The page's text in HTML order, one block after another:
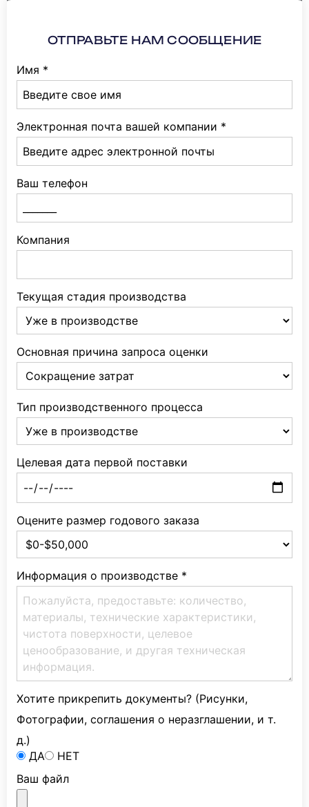
ОТПРАВЬТЕ НАМ СООБЩЕНИЕ
Имя *
Электронная почта вашей компании *
Ваш телефон
Компания
Текущая стадия производства
Основная причина запроса оценки
Тип производственного процесса
Целевая дата первой поставки
Оцените размер годового заказа
Информация о производстве *
Хотите прикрепить документы? (Рисунки,
Фотографии, соглашения о неразглашении, и т.
д.)
ДА
НЕТ
Ваш файл